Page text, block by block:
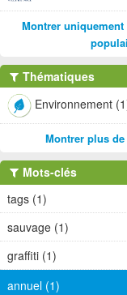
Montrer
Thématiques
Environnement
Montrer plus
Mots-clés
tags (1)
sauvage (1)
graffiti (1)
annuel (1)